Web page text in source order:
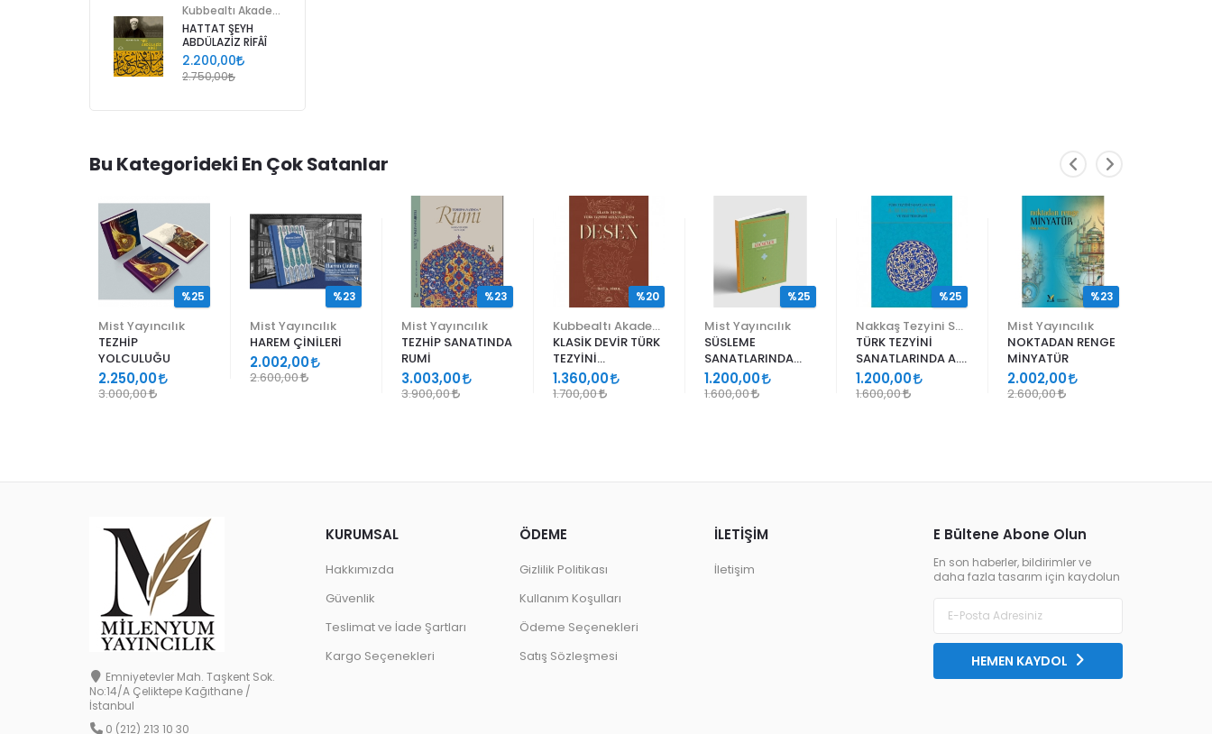
HATTAT ŞEYH
ABDÜLAZİZ RİFÂÎ
2.200,00
2.750,00
Bu Kategorideki En Çok Satanlar
Mist Yayıncılık
TEZHİP
YOLCULUĞU
2.250,00
3.000,00
%25
Mist Yayıncılık
HAREM ÇİNİLERİ
2.002,00
2.600,00
%23
Mist Yayıncılık
TEZHİP SANATINDA
RUMİ
3.003,00
3.900,00
%23
KLASİK DEVİR TÜRK
TEZYİNİ
SANATLARINDA
DESEN
1.360,00
1.700,00
%20
Mist Yayıncılık
SÜSLEME
SANATLARINDA
GEÇMELER
1.200,00
1.600,00
%25
TÜRK TEZYİNİ
SANATLARINDA A.
SÜHEYL ÜNVER VE
YENİ TERKİPLERİ
1.200,00
1.600,00
%25
Mist Yayıncılık
NOKTADAN RENGE
MİNYATÜR
2.002,00
2.600,00
%23
Emniyetevler Mah. Taşkent Sok.
No:14/A Çeliktepe Kağıthane /
İstanbul
0 (212) 213 10 30
E Bültene Abone Olun
En son haberler, bildirimler ve
daha fazla tasarım için kaydolun
HEMEN KAYDOL
KURUMSAL
Hakkımızda
Güvenlik
Teslimat ve İade Şartları
Kargo Seçenekleri
ÖDEME
Gizlilik Politikası
Kullanım Koşulları
Ödeme Seçenekleri
Satış Sözleşmesi
İLETİŞİM
İletişim